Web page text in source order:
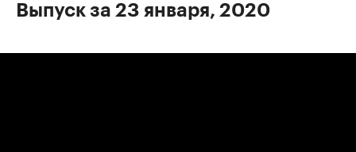
Выпуск за 23 января, 2020